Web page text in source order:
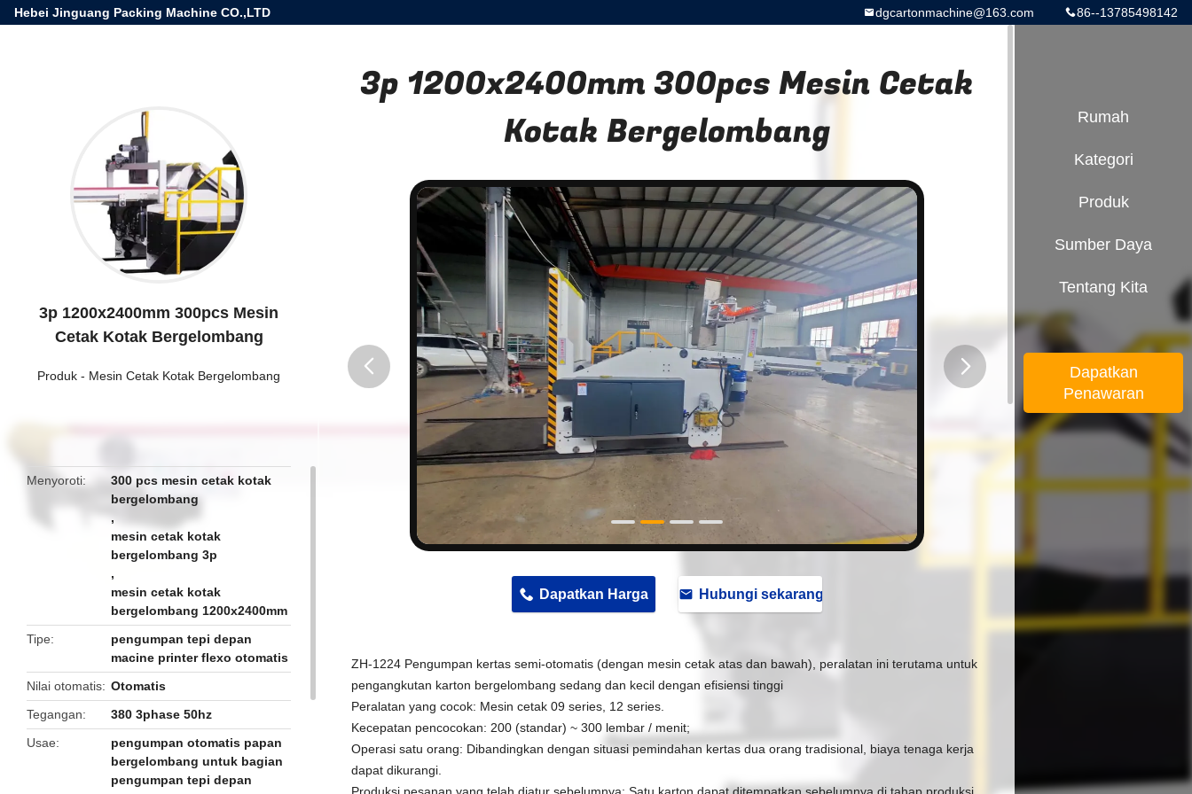
Hebei Jinguang Packing Machine CO.,LTD 86--13785498142
dgcartonmachine@163.com
3p 1200x2400mm 300pcs Mesin
Cetak Kotak Bergelombang
Produk - Mesin Cetak Kotak Bergelombang
Menyoroti
300 pcs mesin cetak kotak
bergelombang
,
mesin cetak kotak
bergelombang 3p
,
mesin cetak kotak
bergelombang 1200x2400mm
Tipe
pengumpan tepi depan
macine printer flexo otomatis
Nilai otomatis
Otomatis
Tegangan
380 3phase 50hz
Usae
pengumpan otomatis papan
bergelombang untuk bagian
pengumpan tepi depan
3p 1200x2400mm 300pcs Mesin Cetak
Kotak Bergelombang
Dapatkan Harga Hubungi sekarang
ZH-1224 Pengumpan kertas semi-otomatis (dengan mesin cetak atas dan bawah), peralatan ini terutama untuk
pengangkutan karton bergelombang sedang dan kecil dengan efisiensi tinggi
Peralatan yang cocok: Mesin cetak 09 series, 12 series.
Kecepatan pencocokan: 200 (standar) ~ 300 lembar / menit;
Operasi satu orang: Dibandingkan dengan situasi pemindahan kertas dua orang tradisional, biaya tenaga kerja
dapat dikurangi.
Rumah
Kategori
Produk
Sumber Daya
Tentang Kita
Dapatkan
Penawaran